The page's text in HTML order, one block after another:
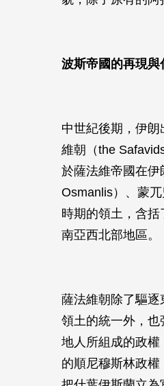
波斯帝國的再現與
中世紀後期，伊
維朝（the
於薩法維帝國在
Osmanlis）、蒙
時期的領土，含
南亞西北部地區。
薩法維朝除了驅逐
領土的統一外，
地人所組成的政
的順尼穆斯林政權